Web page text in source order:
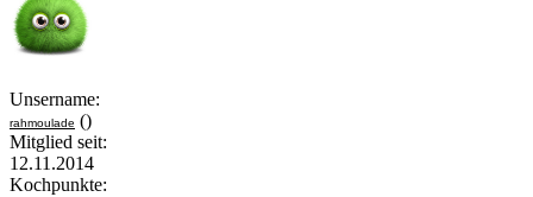
Unsername:
rahmoulade ()
Mitglied seit:
12.11.2014
Kochpunkte: